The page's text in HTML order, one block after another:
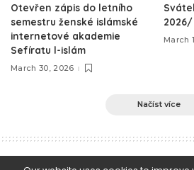
Otevřen zápis do letního
semestru ženské islámské
internetové akademie
Sefíratu l-islám
March 30, 2026
2026/
March
Načíst více